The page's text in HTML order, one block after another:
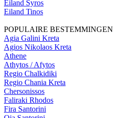
Eiland Syros
Eiland Tinos
POPULAIRE BESTEMMINGEN
Agia Galini Kreta
Agios Nikolaos Kreta
Athene
Athytos / Afytos
Regio Chalkidiki
Regio Chania Kreta
Chersonissos
Faliraki Rhodos
Fira Santorini